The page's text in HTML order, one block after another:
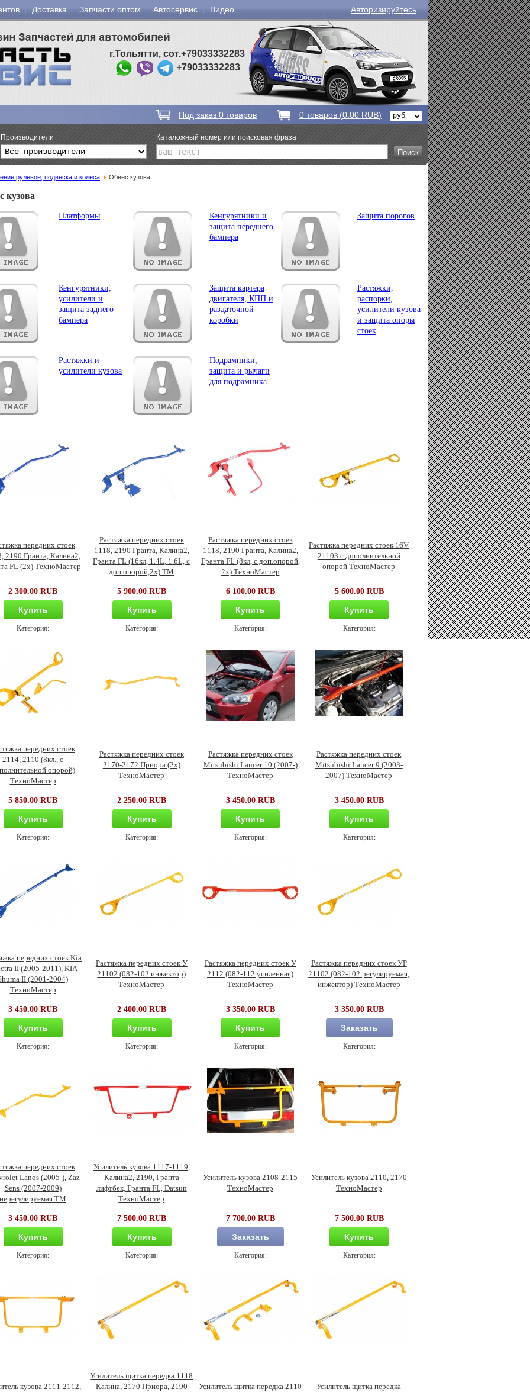
Доставка Запчасти оптом Автосервис Видео Авторизируйтесь
г.Тольятти, сот.+79033332283
+79033332283
Под заказ 0 товаров 0 товаров (0.00 RUB)
Производители Каталожный номер или поисковая фраза
рулевое, подвеска и колеса Обвес кузова
кузова
Платформы
Кенгурятники и
защита переднего
бампера
Защита порогов
Кенгурятники,
усилители и
защита заднего
бампера
Защита картера
двигателя, КПП и
раздаточной
коробки
Растяжки,
распорки,
усилители кузова
и защита опоры
стоек
Растяжки и
усилители кузова
Подрамники,
защита и рычаги
для подрамника
передних стоек
2190 Гранта, Калина2,
FL (2х) ТехноМастер
2 300.00 RUB
Купить
Категория:
Растяжка передних стоек
1118, 2190 Гранта, Калина2,
Гранта FL (16кл, 1.4L, 1.6L, с
доп.опорой,2х) ТМ
5 900.00 RUB
Купить
Категория:
Растяжка передних стоек
1118, 2190 Гранта, Калина2,
Гранта FL (8кл, с доп.опорой,
2х) ТехноМастер
6 100.00 RUB
Купить
Категория:
Растяжка передних стоек 16V
21103 с дополнительной
опорой ТехноМастер
5 600.00 RUB
Купить
Категория:
передних стоек
2114, 2110 (8кл., с
опорой)
ТехноМастер
5 850.00 RUB
Купить
Категория:
Растяжка передних стоек
2170-2172 Приора (2х)
ТехноМастер
2 250.00 RUB
Купить
Категория:
Растяжка передних стоек
Mitsubishi Lancer 10 (2007-)
ТехноМастер
3 450.00 RUB
Купить
Категория:
Растяжка передних стоек
Mitsubishi Lancer 9 (2003-
2007) ТехноМастер
3 450.00 RUB
Купить
Категория:
передних стоек Kia
II (2005-2011), KIA
II (2001-2004)
ТехноМастер
3 450.00 RUB
Купить
Категория:
Растяжка передних стоек У
21102 (082-102 инжектор)
ТехноМастер
2 400.00 RUB
Купить
Категория:
Растяжка передних стоек У
2112 (082-112 усиленная)
ТехноМастер
3 350.00 RUB
Купить
Категория:
Растяжка передних стоек УР
21102 (082-102 регулируемая,
инжектор) ТехноМастер
3 350.00 RUB
Заказать
Категория:
передних стоек
Lanos (2005-), Zaz
Sens (2007-2009)
нерегулируемая ТМ
3 450.00 RUB
Купить
Категория:
Усилитель кузова 1117-1119,
Калина2, 2190, Гранта
лифтбек, Гранта FL, Datsun
ТехноМастер
7 500.00 RUB
Купить
Категория:
Усилитель кузова 2108-2115
ТехноМастер
7 700.00 RUB
Заказать
Категория:
Усилитель кузова 2110, 2170
ТехноМастер
7 500.00 RUB
Купить
Категория:
кузова 2111-2112,
Усилитель щитка передка 1118
Калина, 2170 Приора, 2190
Усилитель щитка передка 2110
Усилитель щитка передка